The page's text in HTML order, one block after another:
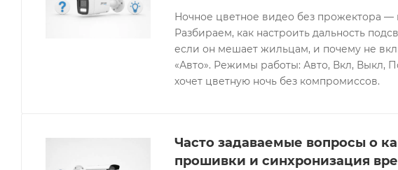
Ночное цветное видео без прожектора —
Разбираем, как настроить дальность
если он мешает жильцам, и почему не
«Авто». Режимы работы: Авто, Вкл, Выкл,
хочет цветную ночь без компромиссов.
Часто задаваемые вопросы о
прошивки и синхронизация